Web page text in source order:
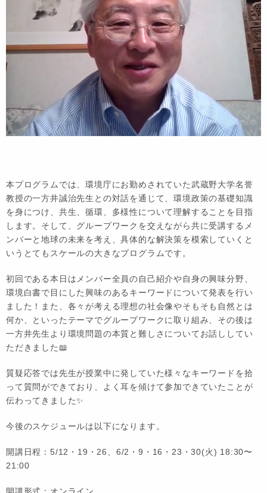
本プログラムでは、環境庁にお勤めされていた武蔵野大学名誉
教授の一方井誠治先生との対話を通じて、環境政策の基礎知識
を身につけ、共生、循環、多様性について理解することを目指
します。そして、グループワークを交えながら共に受講するメ
ンバーと地球の未来を考え、具体的な解決策を模索していくと
いうとてもスケールの大きなプログラムです。
初回である本日はメンバー全員の自己紹介や自身の興味分野、
環境白書で目にした興味のあるキーワードについて発表を行い
ました！また、各々が考える理想の社会像やそもそも自然とは
何か、といったテーマでグループワークに取り組み、その後は
一方井先生より環境問題の本質と難しさについてお話ししてい
ただきました📖
質疑応答では先生が授業中に発していた様々なキーワードを拾
って質問ができており、よく耳を傾けて参加できていたことが
伝わってきました✨
今後のスケジュールは以下になります。
開講日程：5/12・19・26、6/2・9・16・23・30(火) 18:30〜
21:00
開講形式：オンライン